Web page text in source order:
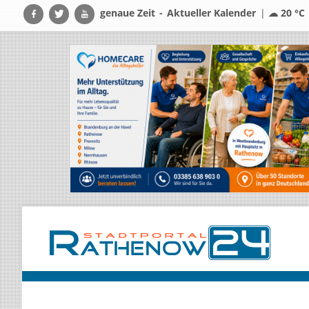
genaue Zeit - Aktueller Kalender | ☁ 20 °C